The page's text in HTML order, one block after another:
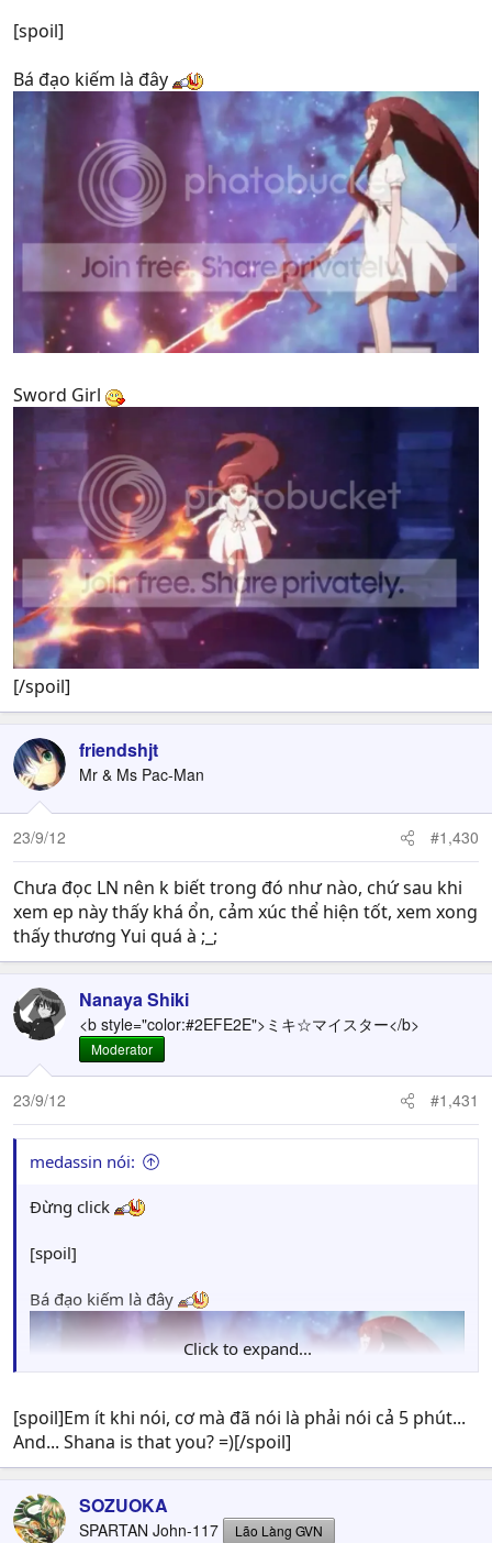
[spoil]
Bá đạo kiếm là đây
Sword Girl
[/spoil]
friendshjt
Mr & Ms Pac-Man
23/9/12 #1,430
Chưa đọc LN nên k biết trong đó như nào, chứ sau khi
xem ep này thấy khá ổn, cảm xúc thể hiện tốt, xem xong
thấy thương Yui quá à ;_;
Nanaya Shiki
<b style="color:#2EFE2E">ミキ☆マイスター</b>
Moderator
23/9/12 #1,431
medassin nói:
Đừng click
[spoil]
Bá đạo kiếm là đây
Click to expand...
[spoil]Em ít khi nói, cơ mà đã nói là phải nói cả 5 phút...
And... Shana is that you? =)[/spoil]
SOZUOKA
SPARTAN John-117 Lão Làng GVN